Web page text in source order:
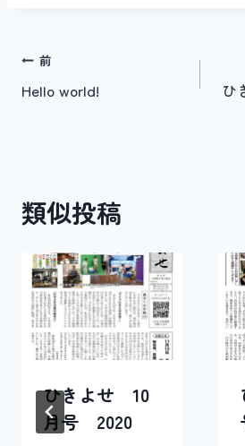
投
稿
ゲ
ー
シ
ョ
ン
前
Hello world! ひ
類似投稿
ひきよせ 10
月号 2020